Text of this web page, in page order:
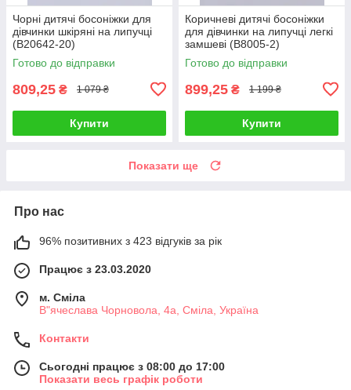
Чорні дитячі босоніжки для
дівчинки шкіряні на липучці
(B20642-20)
Готово до відправки
809,25 ₴ 1 079 ₴
Купити
Коричневі дитячі босоніжки
для дівчинки на липучці легкі
замшеві (B8005-2)
Готово до відправки
899,25 ₴ 1 199 ₴
Купити
Показати ще
Про нас
96% позитивних з 423 відгуків за рік
Працює з 23.03.2020
м. Сміла
В"ячеслава Чорновола, 4а, Сміла, Україна
Контакти
Сьогодні працює з 08:00 до 17:00
Показати весь графік роботи